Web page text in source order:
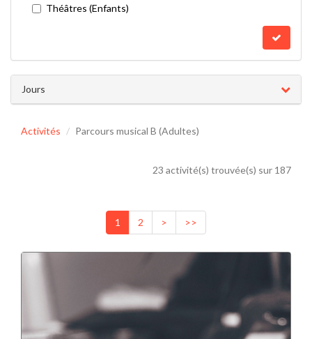
Théâtres (Enfants)
Jours
Activités Parcours musical B (Adultes)
23 activité(s) trouvée(s) sur 187
1 2 > >>